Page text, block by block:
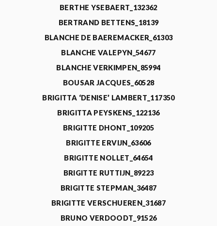
BERTHE YSEBAERT_132362
BERTRAND BETTENS_18139
BLANCHE DE BAEREMACKER_61303
BLANCHE VALEPYN_54677
BLANCHE VERKIMPEN_85994
BOUSAR JACQUES_60528
BRIGITTA ‘DENISE’ LAMBERT_117350
BRIGITTA PEYSKENS_122136
BRIGITTE DHONT_109205
BRIGITTE ERVIJN_63606
BRIGITTE NOLLET_64654
BRIGITTE RUTTIJN_89223
BRIGITTE STEPMAN_36487
BRIGITTE VERSCHUEREN_31687
BRUNO VERDOODT_91526